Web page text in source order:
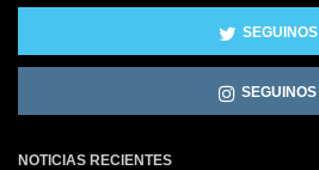
SEGUINOS
SEGUINOS
NOTICIAS RECIENTES